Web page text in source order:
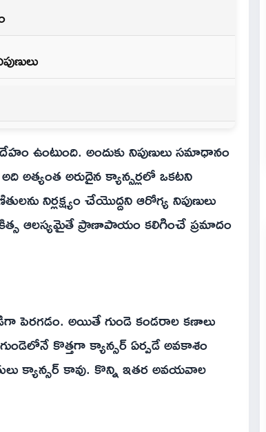
ఉంటుంది. అందుకు నిపుణులు సమాధానం
అత్యంత అరుదైన క్యాన్సర్లలో ఒకటని
నిర్లక్ష్యం చేయొద్దని ఆరోగ్య నిపుణులు
ఆలస్యమైతే ప్రాణాపాయం కలిగించే ప్రమాదం
పెరగడం. అయితే గుండె కండరాల కణాలు
కొత్తగా క్యాన్సర్‌ ఏర్పడే అవకాశం
క్యాన్సర్‌ కావు. కొన్ని ఇతర అవయవాల